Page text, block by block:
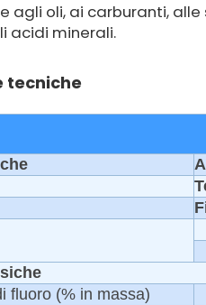
agli oli, ai carburanti,
acidi minerali.
tecniche
fluoro (% in massa)